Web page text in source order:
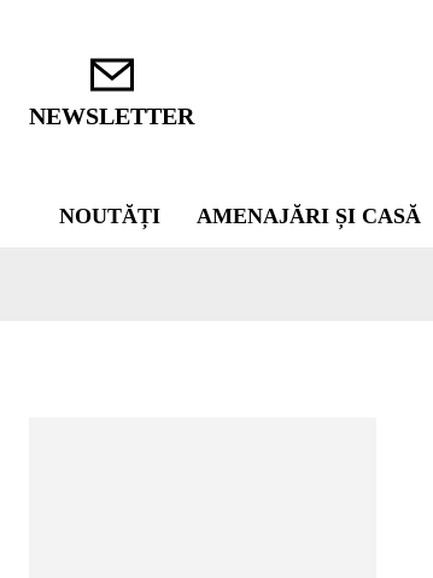
NEWSLETTER
NOUTĂȚI AMENAJĂRI ȘI CASĂ